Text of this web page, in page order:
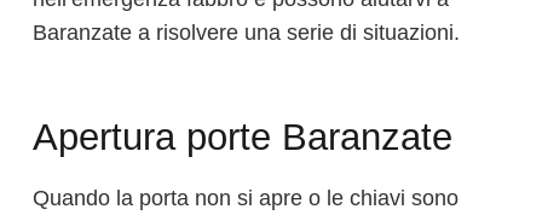
Baranzate a risolvere una serie di situazioni.
Apertura porte Baranzate
Quando la porta non si apre o le chiavi sono